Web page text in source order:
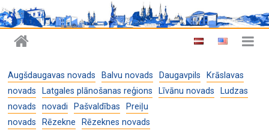
Augšdaugavas novads Balvu novads Daugavpils
Krāslavas
novads
Latgales plānošanas reģions Līvānu novads
Ludzas
novads
novadi Pašvaldības
Preiļu
novads
Rēzekne Rēzeknes novads